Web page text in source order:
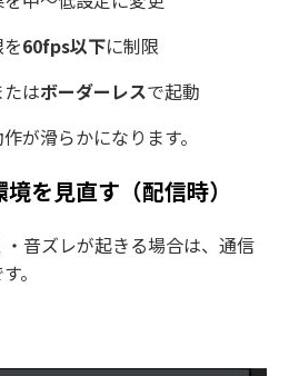
60fps以下に制限
たはボーダーレスで起動
が滑らかになります。
を見直す（配信時）
音ズレが起きる場合は、通信
。